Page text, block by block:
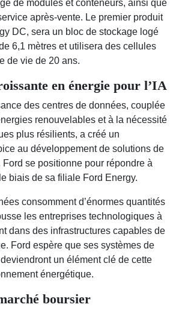
de modules et conteneurs, ainsi que
après-vente. Le premier produit
DC, sera un bloc de stockage logé
6,1 mètres et utilisera des cellules
de vie de 20 ans.
en énergie pour l’IA
des centres de données, couplée
renouvelables et à la nécessité
plus résilients, a créé un
au développement de solutions de
Ford se positionne pour répondre à
biais de sa filiale Ford Energy.
consomment d’énormes quantités
les entreprises technologiques à
dans des infrastructures capables de
Ford espère que ses systèmes de
un élément clé de cette
énergétique.
boursier